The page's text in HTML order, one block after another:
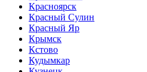
Красноярск
Красный Сулин
Красный Яр
Крымск
Кстово
Кудымкар